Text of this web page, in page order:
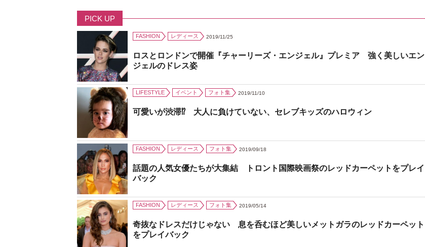
PICK UP
FASHION レディース 2019/11/25
ロスとロンドンで開催『チャーリーズ・エンジェル』プレミア 強く美しいエン
ジェルのドレス姿
LIFESTYLE イベント フォト集 2019/11/10
可愛いが渋滞⁉ 大人に負けていない、セレブキッズのハロウィン
FASHION レディース フォト集 2019/09/18
話題の人気女優たちが大集結 トロント国際映画祭のレッドカーペットをプレイ
バック
FASHION レディース フォト集 2019/05/14
奇抜なドレスだけじゃない 息を呑むほど美しいメットガラのレッドカーペット
をプレイバック